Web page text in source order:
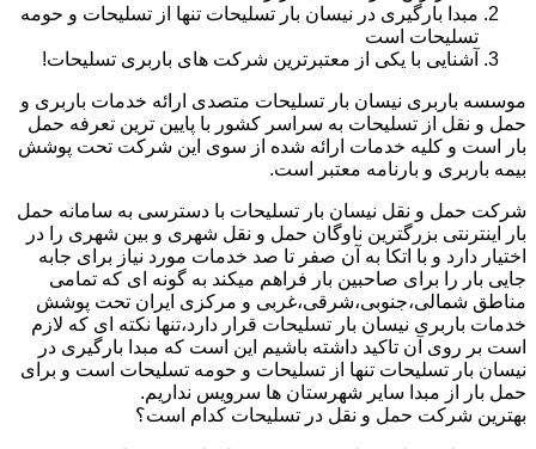
مبدا بارگیری در نیسان بار تسلیحات تنها از تسلیحات و حومه
تسلیحات است
آشنایی با یکی از معتبرترین شرکت های باربری تسلیحات!
موسسه باربری نیسان بار تسلیحات متصدی ارائه خدمات باربری و
حمل و نقل از تسلیحات به سراسر کشور با پایین ترین تعرفه حمل
بار است و کلیه خدمات ارائه شده از سوی این شرکت تحت پوشش
بیمه باربری و بارنامه معتبر است.
شرکت حمل و نقل نیسان بار تسلیحات با دسترسی به سامانه حمل
بار اینترنتی بزرگترین ناوگان حمل و نقل شهری و بین شهری را در
اختیار دارد و با اتکا به آن صفر تا صد خدمات مورد نیاز برای جابه
جایی بار را برای صاحبین بار فراهم میکند به گونه ای که تمامی
مناطق شمالی،جنوبی،شرقی،غربی و مرکزی ایران تحت پوشش
خدمات باربری نیسان بار تسلیحات قرار دارد،تنها نکته ای که لازم
است بر روی آن تاکید داشته باشیم این است که مبدا بارگیری در
نیسان بار تسلیحات تنها از تسلیحات و حومه تسلیحات است و برای
حمل بار از مبدا سایر شهرستان ها سرویس نداریم.
بهترین شرکت حمل و نقل در تسلیحات کدام است؟